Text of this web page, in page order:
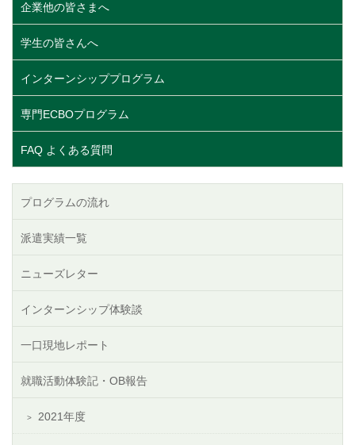
企業他の皆さまへ
学生の皆さんへ
インターンシッププログラム
専門ECBOプログラム
FAQ よくある質問
プログラムの流れ
派遣実績一覧
ニューズレター
インターンシップ体験談
一口現地レポート
就職活動体験記・OB報告
2021年度